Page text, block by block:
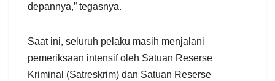
depannya,” tegasnya.
Saat ini, seluruh pelaku masih menjalani
pemeriksaan intensif oleh Satuan Reserse
Kriminal (Satreskrim) dan Satuan Reserse